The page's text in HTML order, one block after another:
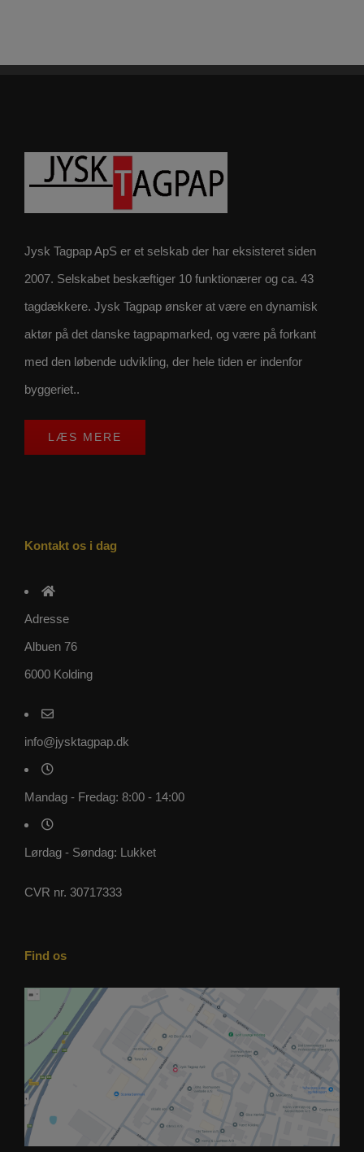
Jysk Tagpap ApS er et selskab der har eksisteret siden
2007. Selskabet beskæftiger 10 funktionærer og ca. 43
tagdækkere. Jysk Tagpap ønsker at være en dynamisk
aktør på det danske tagpapmarked, og være på forkant
med den løbende udvikling, der hele tiden er indenfor
byggeriet..
LÆS MERE
Kontakt os i dag
Adresse
Albuen 76
6000 Kolding
info@jysktagpap.dk
Mandag - Fredag: 8:00 - 14:00
Lørdag - Søndag: Lukket
CVR nr. 30717333
Find os